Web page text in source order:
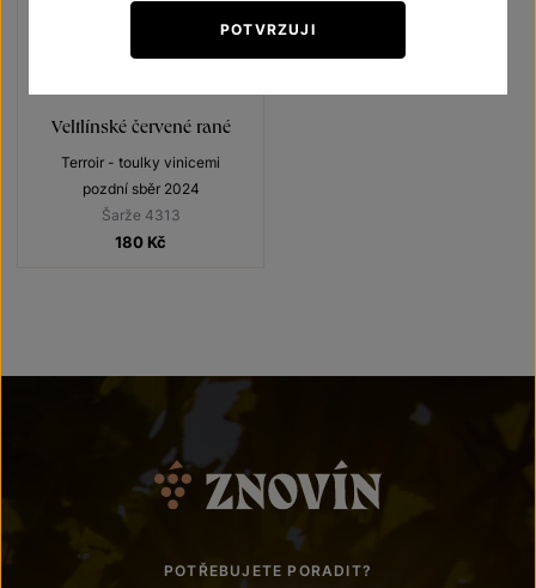
Veltlínské červené rané
Terroir - toulky vinicemi
pozdní sběr 2024
Šarže 4313
180 Kč
POTŘEBUJETE PORADIT?
POTVRZUJI